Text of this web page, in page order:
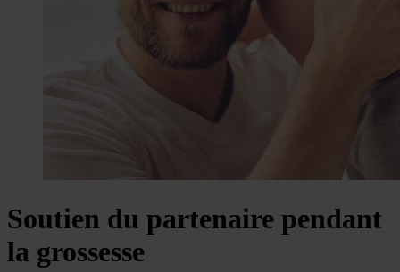
Soutien du partenaire pendant
la grossesse